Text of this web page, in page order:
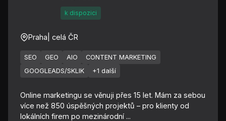
k dispozici
Praha | celá ČR
SEO GEO AIO
CONTENT MARKETING
GOOGLEADS/SKLIK
+1 další
Online marketingu se věnuji přes 15 let. Mám za sebou
více než 850 úspěšných projektů – pro klienty od
lokálních firem po mezinárodní ...